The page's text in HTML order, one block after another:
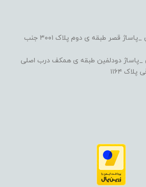
شعبه یک_قشم درگهان _پاساژ قصر طبقه ی دوم پلاک ۳۰۰۱ جنب
دودلفین طبقه ی همکف درب اصلی